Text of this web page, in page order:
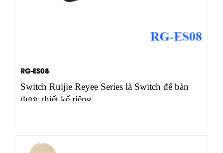
RG-ES08
Switch Ruijie Reyee Series là Switch để bàn
được thiết kế riêng…